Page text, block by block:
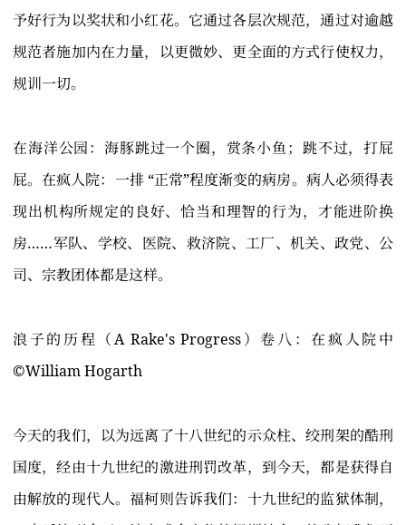
予好行为以奖状和小红花。它通过各层次规范，通过对逾越
规范者施加内在力量，以更微妙、更全面的方式行使权力，
规训一切。
在海洋公园：海豚跳过一个圈，赏条小鱼；跳不过，打屁
屁。在疯人院：一排 “正常”程度渐变的病房。病人必须得表
现出机构所规定的良好、恰当和理智的行为，才能进阶换
房……军队、学校、医院、救济院、工厂、机关、政党、公
司、宗教团体都是这样。
浪子的历程（A Rake's Progress）卷八：在疯人院中
©️William Hogarth
今天的我们，以为远离了十八世纪的示众柱、绞刑架的酷刑
国度，经由十九世纪的激进刑罚改革，到今天，都是获得自
由解放的现代人。福柯则告诉我们：十九世纪的监狱体制，